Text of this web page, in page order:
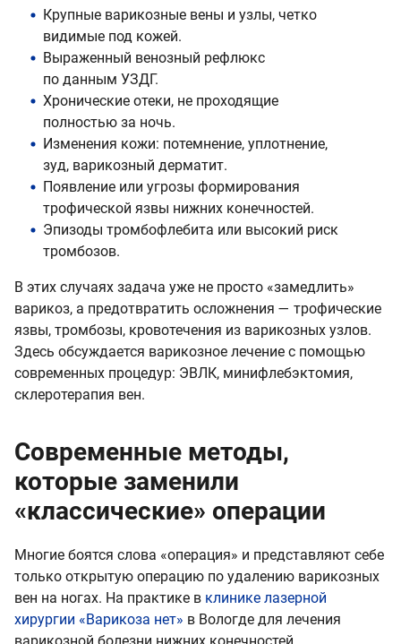
Крупные варикозные вены и узлы, четко
видимые под кожей.
Выраженный венозный рефлюкс
по данным УЗДГ.
Хронические отеки, не проходящие
полностью за ночь.
Изменения кожи: потемнение, уплотнение,
зуд, варикозный дерматит.
Появление или угрозы формирования
трофической язвы нижних конечностей.
Эпизоды тромбофлебита или высокий риск
тромбозов.
В этих случаях задача уже не просто «замедлить»
варикоз, а предотвратить осложнения — трофические
язвы, тромбозы, кровотечения из варикозных узлов.
Здесь обсуждается варикозное лечение с помощью
современных процедур: ЭВЛК, минифлебэктомия,
склеротерапия вен.
Современные методы,
которые заменили
«классические» операции
Многие боятся слова «операция» и представляют себе
только открытую операцию по удалению варикозных
вен на ногах. На практике в клинике лазерной
хирургии «Варикоза нет» в Вологде для лечения